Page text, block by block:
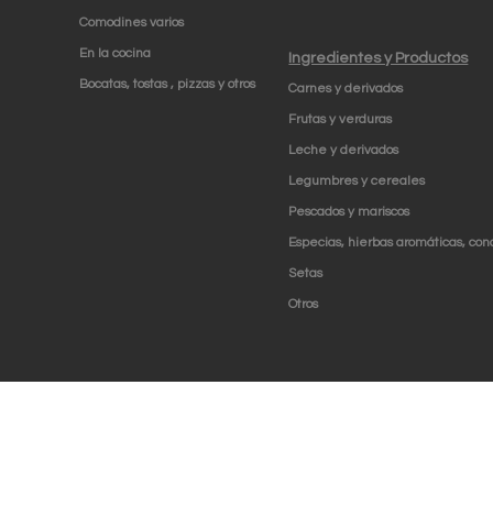
Comodines varios
En la cocina
Bocatas, tostas , pizzas y otros
Ingredientes y Productos
Carnes y derivados
Frutas y verduras
Leche y derivados
Legumbres y cereales
Pescados y mariscos
Especias, hierbas aromáticas,
Setas
Otros